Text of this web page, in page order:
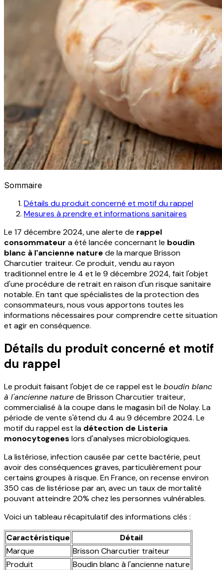
Sommaire
Détails du produit concerné et motif du rappel
Mesures à prendre et informations sanitaires
Le 17 décembre 2024, une alerte de rappel
consommateur a été lancée concernant le boudin
blanc à l'ancienne nature de la marque Brisson
Charcutier traiteur. Ce produit, vendu au rayon
traditionnel entre le 4 et le 9 décembre 2024, fait l'objet
d'une procédure de retrait en raison d'un risque sanitaire
notable. En tant que spécialistes de la protection des
consommateurs, nous vous apportons toutes les
informations nécessaires pour comprendre cette situation
et agir en conséquence.
Détails du produit concerné et motif
du rappel
Le produit faisant l'objet de ce rappel est le boudin blanc
à l'ancienne naturede Brisson Charcutier traiteur,
commercialisé à la coupe dans le magasin bi1 de Nolay. La
période de vente s'étend du 4 au 9 décembre 2024. Le
motif du rappel est la détection de Listeria
monocytogenes lors d'analyses microbiologiques.
La listériose, infection causée par cette bactérie, peut
avoir des conséquences graves, particulièrement pour
certains groupes à risque. En France, on recense environ
350 cas de listériose par an, avec un taux de mortalité
pouvant atteindre 20% chez les personnes vulnérables.
Voici un tableau récapitulatif des informations clés :
Caractéristique
Détail
Marque
Brisson Charcutier traiteur
Produit
Boudin blanc à l'ancienne nature